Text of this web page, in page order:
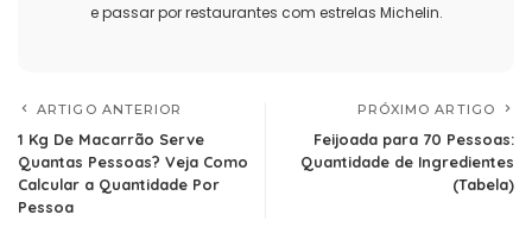
e passar por restaurantes com estrelas Michelin.
ARTIGO ANTERIOR
1 Kg De Macarrão Serve
Quantas Pessoas? Veja Como
Calcular a Quantidade Por
Pessoa
PRÓXIMO ARTIGO
Feijoada para 70 Pessoas:
Quantidade de Ingredientes
(Tabela)